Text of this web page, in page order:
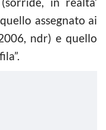
assegnato ai
ndr) e quello